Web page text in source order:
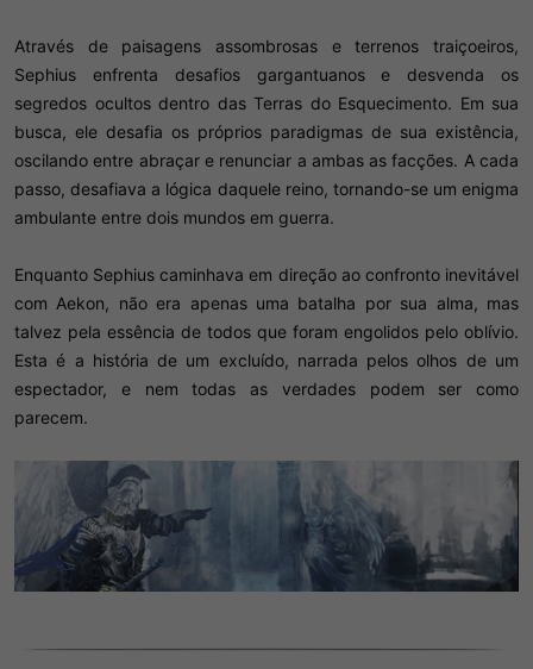
Através de paisagens assombrosas e terrenos traiçoeiros,
Sephius enfrenta desafios gargantuanos e desvenda os
segredos ocultos dentro das Terras do Esquecimento. Em sua
busca, ele desafia os próprios paradigmas de sua existência,
oscilando entre abraçar e renunciar a ambas as facções. A cada
passo, desafiava a lógica daquele reino, tornando-se um enigma
ambulante entre dois mundos em guerra.
Enquanto Sephius caminhava em direção ao confronto inevitável
com Aekon, não era apenas uma batalha por sua alma, mas
talvez pela essência de todos que foram engolidos pelo oblívio.
Esta é a história de um excluído, narrada pelos olhos de um
espectador, e nem todas as verdades podem ser como
parecem.​